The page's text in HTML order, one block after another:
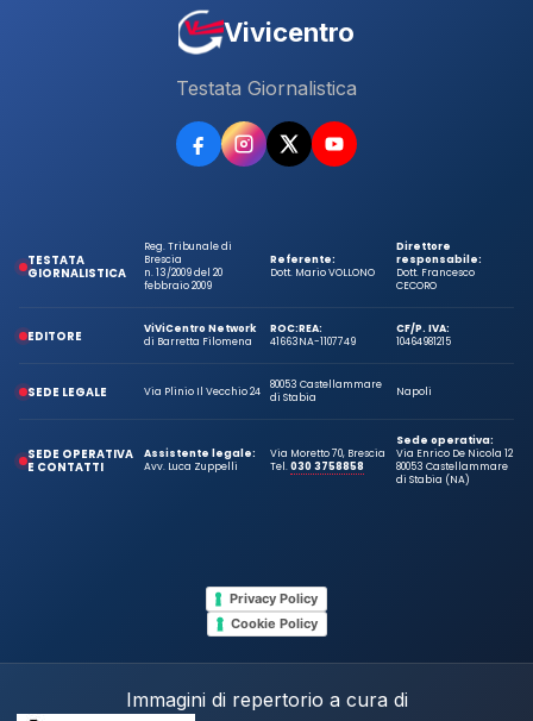
Vivicentro
Testata Giornalistica
TESTATA
GIORNALISTICA
Reg. Tribunale di
Brescia
n. 13/2009 del 20
febbraio 2009
Referente:
Dott. Mario VOLLONO
Direttore
responsabile:
Dott. Francesco
CECORO
EDITORE
ViViCentro Network
di Barretta Filomena
ROC:
41663
REA:
NA-1107749
CF/P. IVA:
10464981215
SEDE LEGALE Via Plinio Il Vecchio 24
80053 Castellammare
di Stabia
Napoli
SEDE OPERATIVA
E CONTATTI
Assistente legale:
Avv. Luca Zuppelli
Via Moretto 70, Brescia
Tel.030 3758858
Sede operativa:
Via Enrico De Nicola 12
80053 Castellammare
di Stabia (NA)
Privacy Policy
Cookie Policy
Immagini di repertorio a cura di